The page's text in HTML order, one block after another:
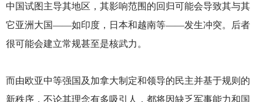
中国试图主导其地区，其影响范围的回归可能会导致其与其
它亚洲大国——如印度，日本和越南等——发生冲突。后者
很可能会建立常规甚至是核武力。
而由欧亚中等强国及加拿大制定和领导的民主并基于规则的
新秩序，不论其理念有多吸引人，都将因缺乏军事能力和国